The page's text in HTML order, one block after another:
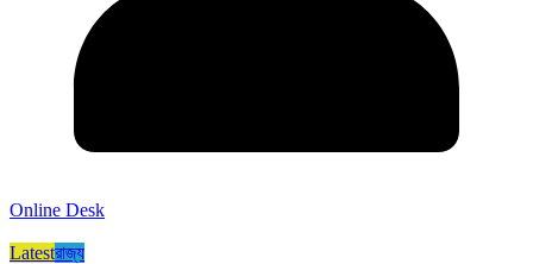
Online Desk
Latestরাজ্য​